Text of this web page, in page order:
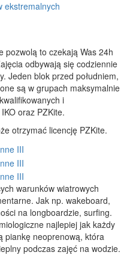
pozwolą to czekają Was 24h
odbywają się codziennie
Jeden blok przed południem,
są w grupach maksymalnie
i
oraz PZKite.
otrzymać licencję PZKite.
warunków wiatrowych
Jak np. wakeboard,
na longboardzie, surfing.
najlepiej jak każdy
piankę neoprenową, która
podczas zajęć na wodzie.